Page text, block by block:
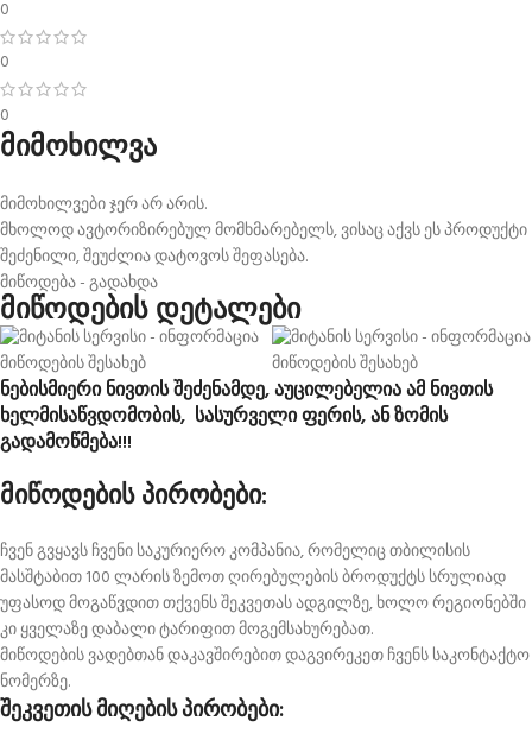
0
0
0
მიმოხილვა
მიმოხილვები ჯერ არ არის.
მხოლოდ ავტორიზირებულ მომხმარებელს, ვისაც აქვს ეს პროდუქტი
შეძენილი, შეუძლია დატოვოს შეფასება.
მიწოდება - გადახდა
მიწოდების დეტალები
ნებისმიერი ნივთის შეძენამდე, აუცილებელია ამ ნივთის
ხელმისაწვდომობის, სასურველი ფერის, ან ზომის
გადამოწმება!!!
მიწოდების პირობები:
ჩვენ გვყავს ჩვენი საკურიერო კომპანია, რომელიც თბილისის
მასშტაბით 100 ლარის ზემოთ ღირებულების ბროდუქტს სრულიად
უფასოდ მოგაწვდით თქვენს შეკვეთას ადგილზე, ხოლო რეგიონებში
კი ყველაზე დაბალი ტარიფით მოგემსახურებათ.
მიწოდების ვადებთან დაკავშირებით დაგვირეკეთ ჩვენს საკონტაქტო
ნომერზე.
შეკვეთის მიღების პირობები: